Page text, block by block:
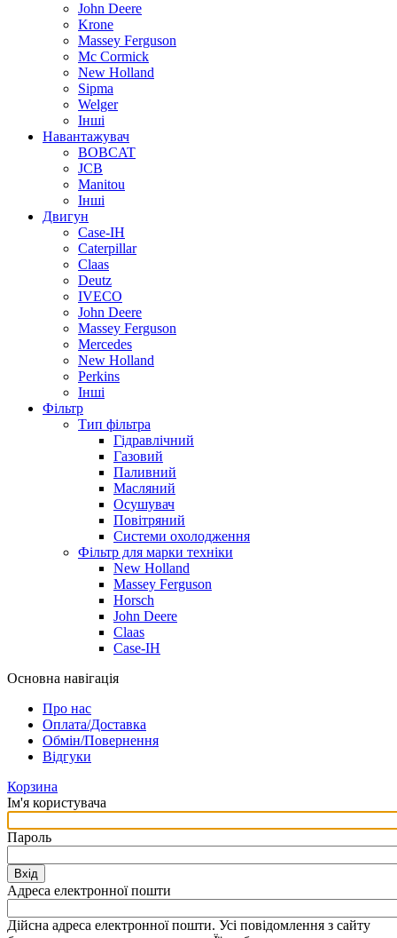
John Deere
Krone
Massey Ferguson
Mc Cormick
New Holland
Sipma
Welger
Інші
Навантажувач
BOBCAT
JCB
Manitou
Інші
Двигун
Case-IH
Caterpillar
Claas
Deutz
IVECO
John Deere
Massey Ferguson
Mercedes
New Holland
Perkins
Інші
Фільтр
Тип фільтра
Гідравлічний
Газовий
Паливний
Масляний
Осушувач
Повітряний
Системи охолодження
Фільтр для марки техніки
New Holland
Massey Ferguson
Horsch
John Deere
Claas
Case-IH
Основна навігація
Про нас
Оплата/Доставка
Обмін/Повернення
Відгуки
Корзина
Ім'я користувача
Пароль
Вхід
Адреса електронної пошти
Дійсна адреса електронної пошти. Усі повідомлення з сайту